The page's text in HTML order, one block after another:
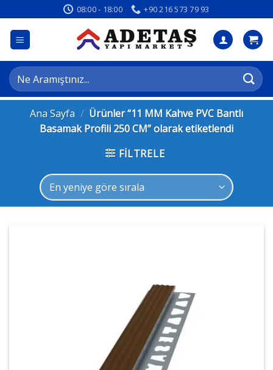
atla
08:00 - 18:00 +90 216 573 79 93
Ara:
Ana Sayfa / Ürünler “11 MM Kahve PVC Bantlı
Basamak Profili 250 CM” olarak etiketlendi
FILTRELE